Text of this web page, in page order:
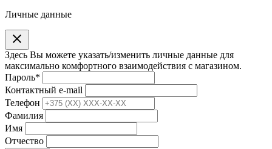
Личные данные
clear
Здесь Вы можете указать/изменить личные данные для
максимально комфортного взаимодействия с магазином.
Пароль*
Контактный e-mail
Телефон
Фамилия
Имя
Отчество